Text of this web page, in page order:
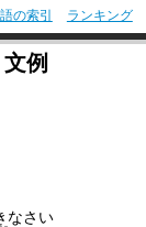
の索引 ランキング
例
なさい